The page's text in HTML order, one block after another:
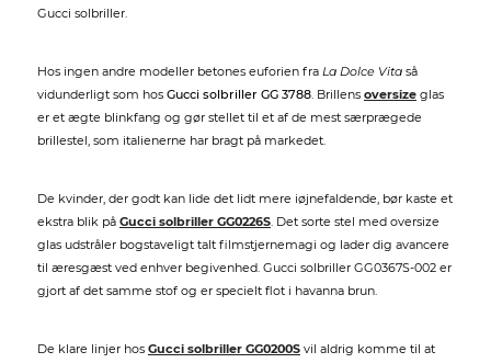
Gucci solbriller.
Hos ingen andre modeller betones euforien fra La Dolce Vita så
vidunderligt som hos Gucci solbriller GG 3788. Brillens oversize glas
er et ægte blinkfang og gør stellet til et af de mest særprægede
brillestel, som italienerne har bragt på markedet.
De kvinder, der godt kan lide det lidt mere iøjnefaldende, bør kaste et
ekstra blik på Gucci solbriller GG0226S. Det sorte stel med oversize
glas udstråler bogstaveligt talt filmstjernemagi og lader dig avancere
til æresgæst ved enhver begivenhed. Gucci solbriller GG0367S-002 er
gjort af det samme stof og er specielt flot i havanna brun.
De klare linjer hos Gucci solbriller GG0200S vil aldrig komme til at